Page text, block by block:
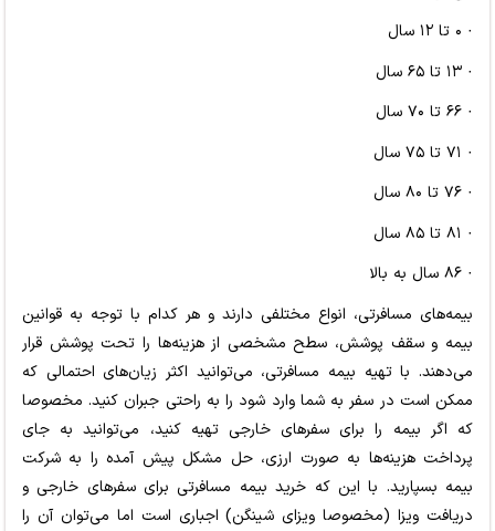
· ۰ تا ۱۲ سال
· ۱۳ تا ۶۵ سال
· ۶۶ تا ۷۰ سال
· ۷۱ تا ۷۵ سال
· ۷۶ تا ۸۰ سال
· ۸۱ تا ۸۵ سال
· ۸۶ سال به بالا
بیمه‌های مسافرتی، انواع مختلفی دارند و هر کدام با توجه به قوانین
بیمه و سقف پوشش، سطح مشخصی از هزینه‌ها را تحت پوشش قرار
می‌دهند. با تهیه بیمه مسافرتی، می‌توانید اکثر زیان‌های احتمالی که
ممکن است در سفر به شما وارد شود را به راحتی جبران کنید. مخصوصا
که اگر بیمه را برای سفرهای خارجی تهیه کنید، می‌توانید به جای
پرداخت هزینه‌ها به صورت ارزی، حل مشکل پیش آمده را به شرکت
بیمه بسپارید. با این که خرید بیمه مسافرتی برای سفرهای خارجی و
دریافت ویزا (مخصوصا ویزای شینگن) اجباری است اما می‌توان آن را